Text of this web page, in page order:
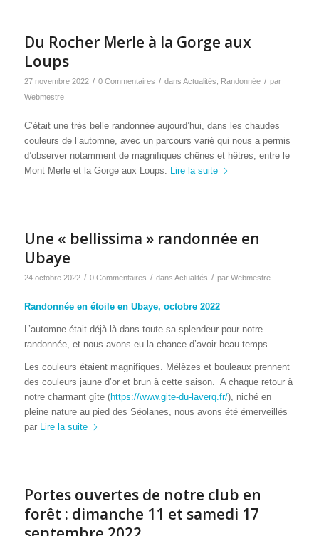
Du Rocher Merle à la Gorge aux
Loups
27 novembre 2022 / 0 Commentaires / dans Actualités Randonnée / par
Webmestre
C’était une très belle randonnée aujourd’hui, dans les chaudes
couleurs de l’automne, avec un parcours varié qui nous a permis
d’observer notamment de magnifiques chênes et hêtres, entre le
Mont Merle et la Gorge aux Loups. Lire la suite
Une « bellissima » randonnée en
Ubaye
24 octobre 2022 / 0 Commentaires / dans Actualités / par Webmestre
Randonnée en étoile en Ubaye, octobre 2022
L’automne était déjà là dans toute sa splendeur pour notre
randonnée, et nous avons eu la chance d’avoir beau temps.
Les couleurs étaient magnifiques. Mélèzes et bouleaux prennent
des couleurs jaune d’or et brun à cette saison. A chaque retour à
notre charmant gîte (https://www.gite-du-laverq.fr/), niché en
pleine nature au pied des Séolanes, nous avons été émerveillés
par
Lire la suite
Portes ouvertes de notre club en
forêt : dimanche 11 et samedi 17